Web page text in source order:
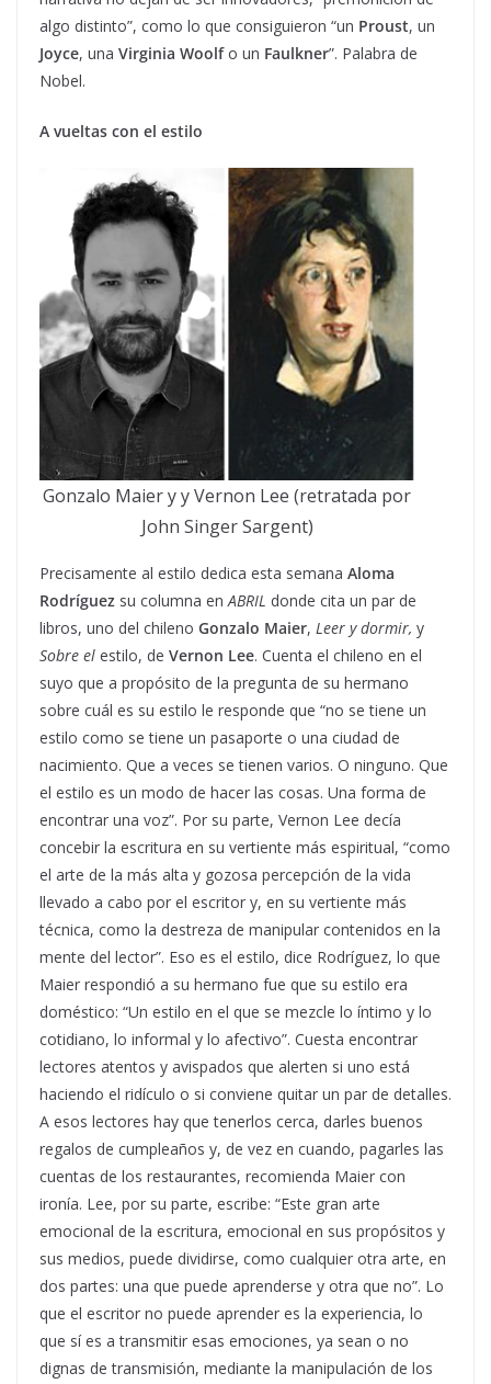
algo distinto”, como lo que consiguieron “un Proust, un
Joyce, una Virginia Woolfo un Faulkner”. Palabra de
Nobel.
A vueltas con el estilo
Gonzalo Maier y y Vernon Lee (retratada por
John Singer Sargent)
Precisamente al estilo dedica esta semana Aloma
Rodríguez su columna enABRIL donde cita un par de
libros, uno del chileno Gonzalo Maier, Leer y dormir, y
Sobre el estilo, de Vernon Lee. Cuenta el chileno en el
suyo que a propósito de la pregunta de su hermano
sobre cuál es su estilo le responde que “no se tiene un
estilo como se tiene un pasaporte o una ciudad de
nacimiento. Que a veces se tienen varios. O ninguno. Que
el estilo es un modo de hacer las cosas. Una forma de
encontrar una voz”. Por su parte, Vernon Lee decía
concebir la escritura en su vertiente más espiritual, “como
el arte de la más alta y gozosa percepción de la vida
llevado a cabo por el escritor y, en su vertiente más
técnica, como la destreza de manipular contenidos en la
mente del lector”. Eso es el estilo, dice Rodríguez, lo que
Maier respondió a su hermano fue que su estilo era
doméstico: “Un estilo en el que se mezcle lo íntimo y lo
cotidiano, lo informal y lo afectivo”. Cuesta encontrar
lectores atentos y avispados que alerten si uno está
haciendo el ridículo o si conviene quitar un par de detalles.
A esos lectores hay que tenerlos cerca, darles buenos
regalos de cumpleaños y, de vez en cuando, pagarles las
cuentas de los restaurantes, recomienda Maier con
ironía. Lee, por su parte, escribe: “Este gran arte
emocional de la escritura, emocional en sus propósitos y
sus medios, puede dividirse, como cualquier otra arte, en
dos partes: una que puede aprenderse y otra que no”. Lo
que el escritor no puede aprender es la experiencia, lo
que sí es a transmitir esas emociones, ya sean o no
dignas de transmisión, mediante la manipulación de los